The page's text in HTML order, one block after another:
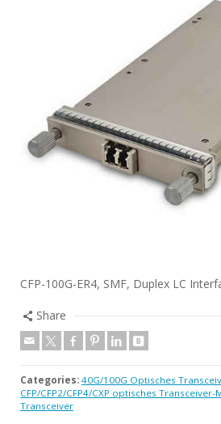
CFP-100G-ER4, SMF, Duplex LC
Share
Categories: 40G/100G Optisches
CFP/CFP2/CFP4/CXP optisches Transceiver-
Transceiver